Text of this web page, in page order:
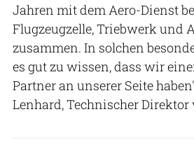
Jahren mit dem Aero-Dienst
Flugzeugzelle, Triebwerk und
zusammen. In solchen
es gut zu wissen, dass wir
Partner an unserer Seite
Lenhard, Technischer Direktor